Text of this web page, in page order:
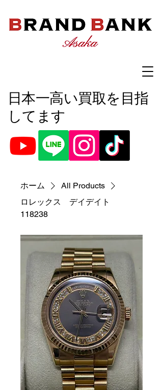
​日本一高い買取を目指
してます
ホーム
All Products
ロレックス デイデイト
118238